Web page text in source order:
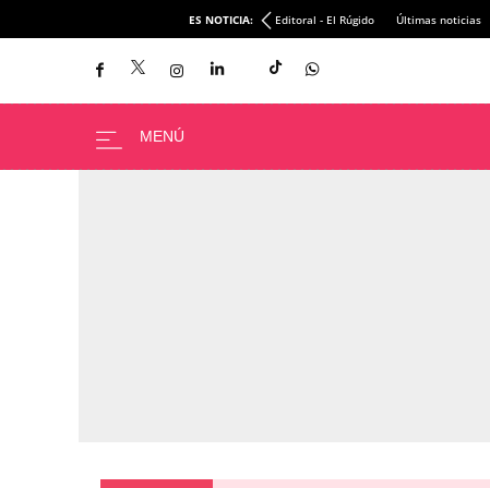
ES NOTICIA: Editoral - El Rúgido Últimas noticias